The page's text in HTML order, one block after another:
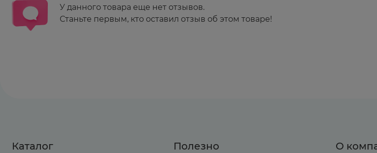
У данного товара еще нет отзывов.
Станьте первым, кто оставил отзыв об этом товаре!
Каталог Полезно О